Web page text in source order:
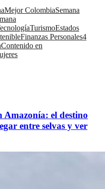
Mejor ColombiaSemana
TurismoEstados
Finanzas Personales4
Contenido en
Amazonía: el destino
entre selvas y ver